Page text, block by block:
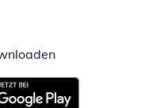
Öffnet in